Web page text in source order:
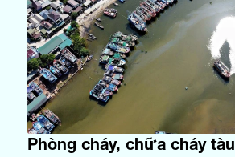
Phòng cháy, chữa cháy